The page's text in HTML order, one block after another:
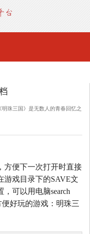
珠三国》是无数人的青春回忆之
方便下一次打开时直接
游戏目录下的SAVE文
可以用电脑search
好玩的游戏：明珠三